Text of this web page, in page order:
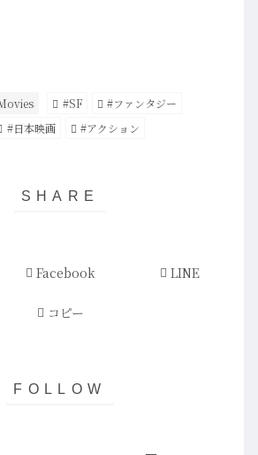
#SF
#ファンタジー
#日本映画 #アクション
Facebook LINE
コピー